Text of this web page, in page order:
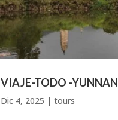
VIAJE-TODO -YUNNAN
Dic 4, 2025 | tours